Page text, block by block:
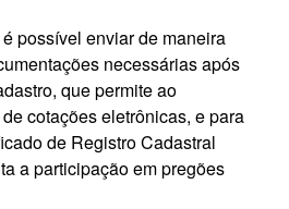
possível enviar de maneira
necessárias após
que permite ao
cotações eletrônicas, e para
de Registro Cadastral
a participação em pregões